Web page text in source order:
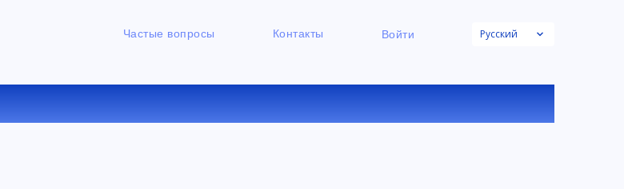
Частые вопросы Контакты Войти Русский
AVI В WMV ОНЛАЙН